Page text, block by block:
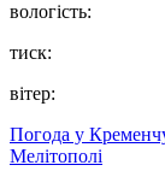
вологість:
тиск:
вітер:
Погода у
Мелітополі